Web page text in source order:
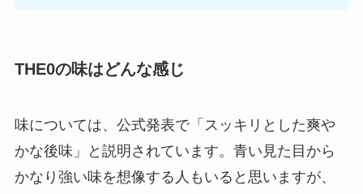
THE0の味はどんな感じ
味については、公式発表で「スッキリとした爽や
かな後味」と説明されています。青い見た目から
かなり強い味を想像する人もいると思いますが、